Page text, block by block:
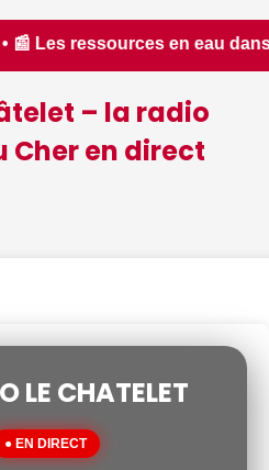
dans un état
– la radio
Cher en direct
LE CHATELET
● EN DIRECT